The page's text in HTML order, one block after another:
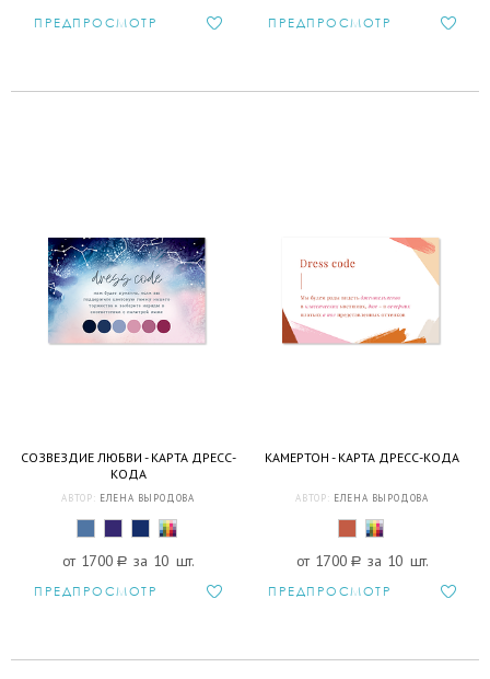
ПРЕДПРОСМОТР ПРЕДПРОСМОТР
СОЗВЕЗДИЕ ЛЮБВИ - КАРТА ДРЕСС-
КОДА
АВТОР: ЕЛЕНА ВЫРОДОВА
от 1700 a за 10 шт.
ПРЕДПРОСМОТР
КАМЕРТОН - КАРТА ДРЕСС-КОДА
АВТОР: ЕЛЕНА ВЫРОДОВА
от 1700 a за 10 шт.
ПРЕДПРОСМОТР